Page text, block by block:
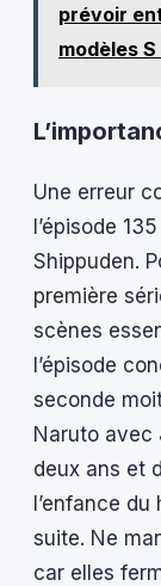
prévoir
modèles S
Une erreur
l’épisode
Shippuden.
première
scènes
l’épisode
seconde
Naruto avec
deux ans et
l’enfance
suite. Ne
car elles